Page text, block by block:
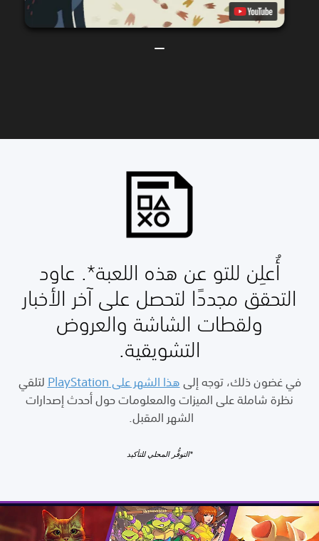
أُعلِن للتو عن هذه اللعبة*. عاود
التحقق مجددًا لتحصل على آخر الأخبار
ولقطات الشاشة والعروض
التشويقية.
في غضون ذلك، توجه إلىهذا الشهر على PlayStation
لتلقي
نظرة شاملة على الميزات والمعلومات حول أحدث إصدارات
الشهر المقبل.
*التوفُّر المحلي للتأكيد